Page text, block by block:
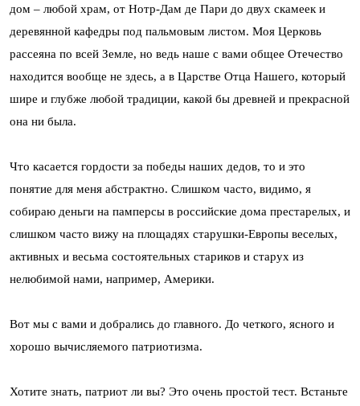
дом – любой храм, от Нотр-Дам де Пари до двух скамеек и
деревянной кафедры под пальмовым листом. Моя Церковь
рассеяна по всей Земле, но ведь наше с вами общее Отечество
находится вообще не здесь, а в Царстве Отца Нашего, который
шире и глубже любой традиции, какой бы древней и прекрасной
она ни была.
Что касается гордости за победы наших дедов, то и это
понятие для меня абстрактно. Слишком часто, видимо, я
собираю деньги на памперсы в российские дома престарелых, и
слишком часто вижу на площадях старушки-Европы веселых,
активных и весьма состоятельных стариков и старух из
нелюбимой нами, например, Америки.
Вот мы с вами и добрались до главного. До четкого, ясного и
хорошо вычисляемого патриотизма.
Хотите знать, патриот ли вы? Это очень простой тест. Встаньте